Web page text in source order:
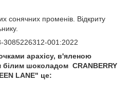
сонячних променів. Відкриту
3085226312-001:2022
арахісу, в'яленою
шоколадом CRANBERRY
LANE" це: